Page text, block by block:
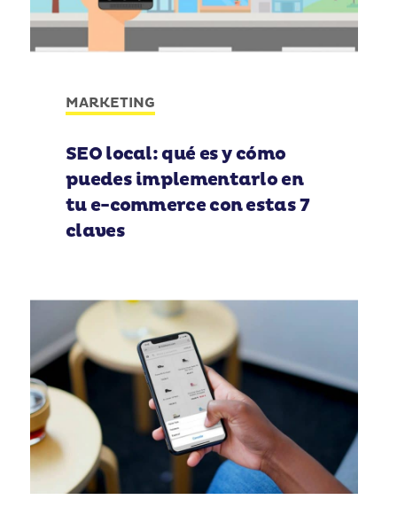
MARKETING
SEO local: qué es y cómo
puedes implementarlo en
tu e-commerce con estas 7
claves